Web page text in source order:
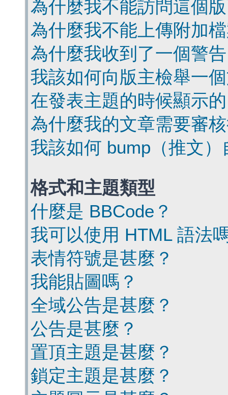
為什麼我不能訪問這個
為什麼我不能上傳附加
為什麼我收到了一個警
我該如何向版主檢舉一
在發表主題的時候顯示
為什麼我的文章需要審
我該如何 bump（推文
格式和主題類型
什麼是 BBCode？
我可以使用 HTML 語法
表情符號是甚麼？
我能貼圖嗎？
全域公告是甚麼？
公告是甚麼？
置頂主題是甚麼？
鎖定主題是甚麼？